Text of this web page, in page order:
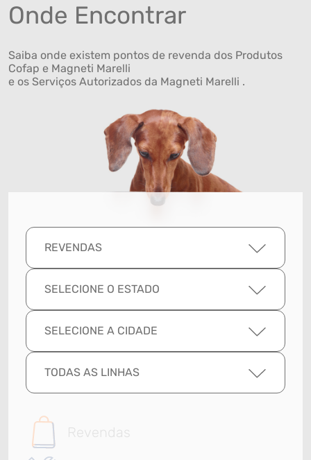
Onde Encontrar
Saiba onde existem pontos de revenda dos Produtos
Cofap e Magneti Marelli
e os Serviços Autorizados da Magneti Marelli .
REVENDAS
SELECIONE O ESTADO
SELECIONE A CIDADE
TODAS AS LINHAS
Revendas